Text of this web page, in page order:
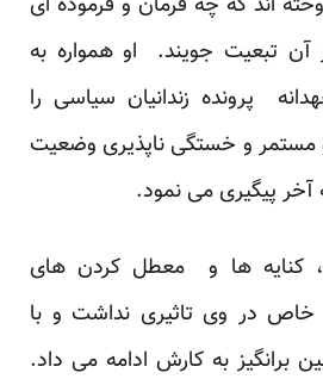
تبعیت جویند. او همواره به
پرونده زندانیان سیاسی را
مستمر و خستگی ناپذیری وضعیت
آخر پیگیری می نمود.
کنایه ها و معطل کردن های
در وی تاثیری نداشت و با
برانگیز به کارش ادامه می داد.